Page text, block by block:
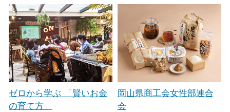
ゼロから学ぶ 「賢いお金
の育て方」
岡山県商工会女性部連合
会